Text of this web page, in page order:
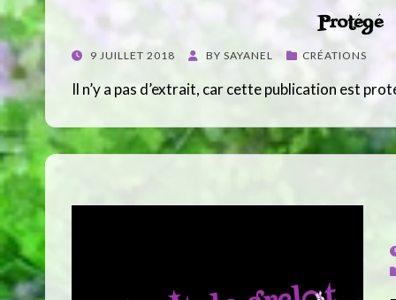
Protégé
POSTED
9 JUILLET 2018 BY SAYANEL CRÉATIONS
Il n’y a pas d’extrait, car cette publication est